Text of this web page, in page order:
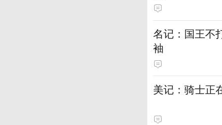
名记：国王不
袖
美记：骑士正